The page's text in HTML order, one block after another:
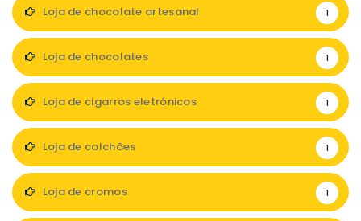
Loja de chocolate artesanal 1
Loja de chocolates 1
Loja de cigarros eletrónicos 1
Loja de colchões 1
Loja de cromos 1